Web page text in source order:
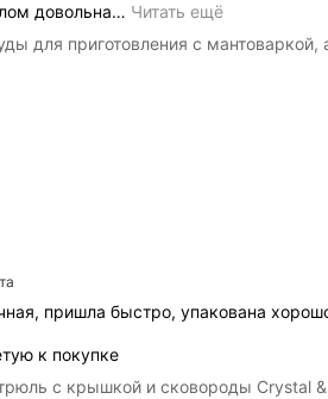
довольна… Читать ещё
для приготовления с мантоваркой,
пришла быстро, упакована
к покупке
с крышкой и сковороды Crystal &